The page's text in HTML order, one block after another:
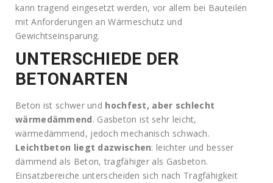
kann tragend eingesetzt werden, vor allem bei Bauteilen
mit Anforderungen an Wärmeschutz und
Gewichtseinsparung.
UNTERSCHIEDE DER
BETONARTEN
Beton ist schwer und hochfest, aber schlecht
wärmedämmend. Gasbeton ist sehr leicht,
wärmedämmend, jedoch mechanisch schwach.
Leichtbeton liegt dazwischen: leichter und besser
dämmend als Beton, tragfähiger als Gasbeton.
Einsatzbereiche unterscheiden sich nach Tragfähigkeit